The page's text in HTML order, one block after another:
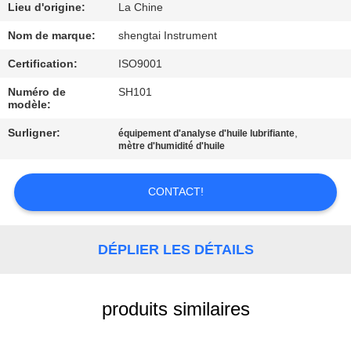
DE
QUALITÉ
CONTACTEZ-
NOUS
CITATION
Lieu d'origine: La Chine
Nom de marque: shengtai Instrument
Certification: ISO9001
Numéro de
modèle:
SH101
Surligner: équipement d'analyse d'huile lubrifiante,
mètre d'humidité d'huile
CONTACT!
DÉPLIER LES DÉTAILS
produits similaires